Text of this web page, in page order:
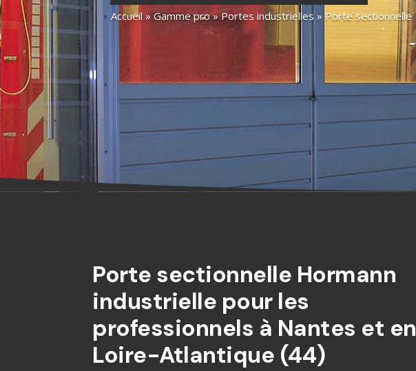
Accueil » Gamme pro » Portes industrielles » Porte sectionnelle
Porte sectionnelle Hormann
industrielle pour les
professionnels à Nantes et en
Loire-Atlantique (44)